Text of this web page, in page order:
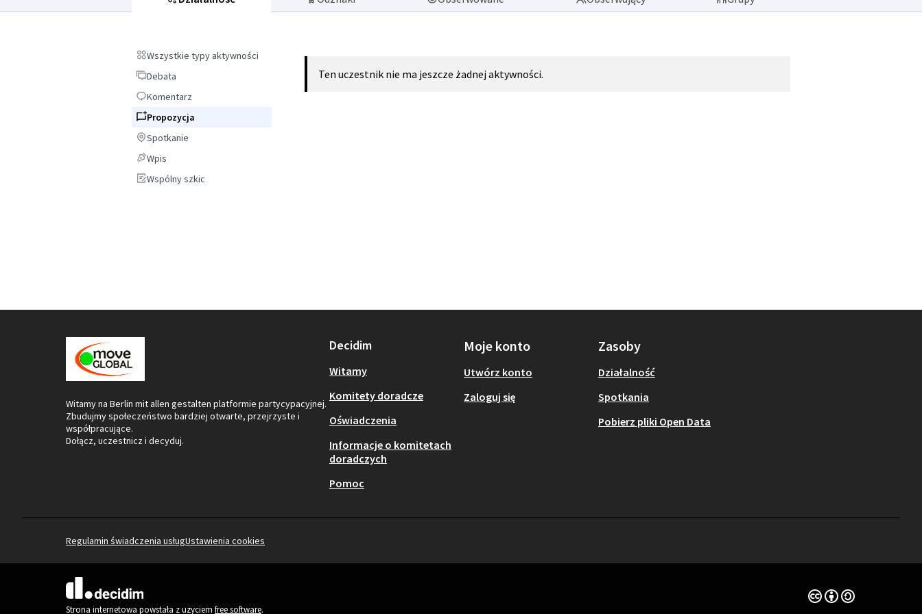
Wszystkie typy aktywności
Wszystkie typy aktywności
DebataDebata
Komentarz
Komentarz
Propozycja
Propozycja
Spotkanie
Spotkanie
WpisWpis
Wspólny szkic
Wspólny szkic
Ten uczestnik nie ma jeszcze żadnej aktywności.
Witamy na Berlin mit allen gestalten platformie partycypacyjnej.
Zbudujmy społeczeństwo bardziej otwarte, przejrzyste i
współpracujące.
Dołącz, uczestnicz i decyduj.
Decidim
Witamy
Komitety doradcze
Oświadczenia
Informacje o komitetach
doradczych
Pomoc
Moje konto
Utwórz konto
Zaloguj się
Zasoby
Działalność
Spotkania
Pobierz pliki Open Data
Regulamin świadczenia usługUstawienia cookies
(Link zewnętrzny)
Strona internetowa powstała z użyciem free software.
Licencja Creative
(Link zewnętrzny)